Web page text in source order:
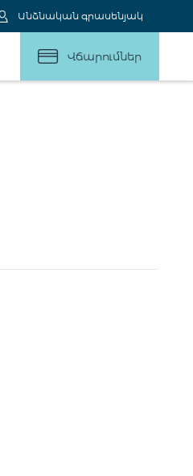
Անձնական գրասենյակ
Վճարումներ